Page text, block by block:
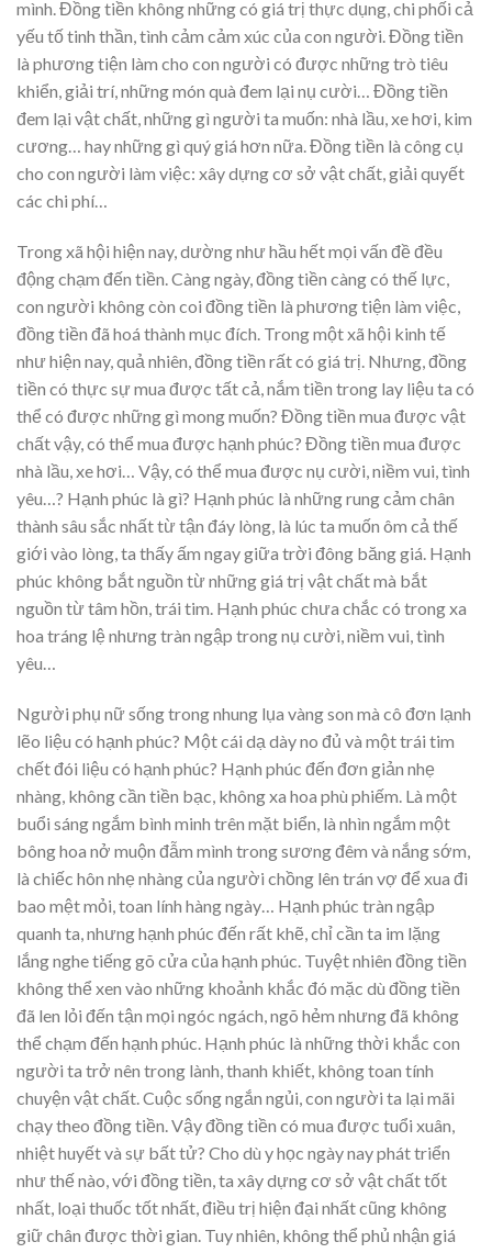
mình. Đồng tiền không những có giá trị thực dụng, chi phối cả
yếu tố tinh thần, tình cảm cảm xúc của con người. Đồng tiền
là phương tiện làm cho con người có được những trò tiêu
khiển, giải trí, những món quà đem lại nụ cười… Đồng tiền
đem lại vật chất, những gì người ta muốn: nhà lầu, xe hơi, kim
cương… hay những gì quý giá hơn nữa. Đồng tiền là công cụ
cho con người làm việc: xây dựng cơ sở vật chất, giải quyết
các chi phí…
Trong xã hội hiện nay, dường như hầu hết mọi vấn đề đều
động chạm đến tiền. Càng ngày, đồng tiền càng có thế lực,
con người không còn coi đồng tiền là phương tiện làm việc,
đồng tiền đã hoá thành mục đích. Trong một xã hội kinh tế
như hiện nay, quả nhiên, đồng tiền rất có giá trị. Nhưng, đồng
tiền có thực sự mua được tất cả, nắm tiền trong lay liệu ta có
thể có được những gì mong muốn? Đồng tiền mua được vật
chất vậy, có thể mua được hạnh phúc? Đồng tiền mua được
nhà lầu, xe hơi… Vậy, có thể mua được nụ cười, niềm vui, tình
yêu…? Hạnh phúc là gì? Hạnh phúc là những rung cảm chân
thành sâu sắc nhất từ tận đáy lòng, là lúc ta muốn ôm cả thế
giới vào lòng, ta thấy ấm ngay giữa trời đông băng giá. Hạnh
phúc không bắt nguồn từ những giá trị vật chất mà bắt
nguồn từ tâm hồn, trái tim. Hạnh phúc chưa chắc có trong xa
hoa tráng lệ nhưng tràn ngập trong nụ cười, niềm vui, tình
yêu…
Người phụ nữ sống trong nhung lụa vàng son mà cô đơn lạnh
lẽo liệu có hạnh phúc? Một cái dạ dày no đủ và một trái tim
chết đói liệu có hạnh phúc? Hạnh phúc đến đơn giản nhẹ
nhàng, không cần tiền bạc, không xa hoa phù phiếm. Là một
buổi sáng ngắm bình minh trên mặt biển, là nhìn ngắm một
bông hoa nở muộn đẫm mình trong sương đêm và nắng sớm,
là chiếc hôn nhẹ nhàng của người chồng lên trán vợ để xua đi
bao mệt mỏi, toan lính hàng ngày… Hạnh phúc tràn ngập
quanh ta, nhưng hạnh phúc đến rất khẽ, chỉ cần ta im lặng
lắng nghe tiếng gõ cửa của hạnh phúc. Tuyệt nhiên đồng tiền
không thể xen vào những khoảnh khắc đó mặc dù đồng tiền
đã len lỏi đến tận mọi ngóc ngách, ngõ hẻm nhưng đã không
thể chạm đến hạnh phúc. Hạnh phúc là những thời khắc con
người ta trở nên trong lành, thanh khiết, không toan tính
chuyện vật chất. Cuộc sống ngắn ngủi, con người ta lại mãi
chạy theo đồng tiền. Vậy đồng tiền có mua được tuổi xuân,
nhiệt huyết và sự bất tử? Cho dù y học ngày nay phát triển
như thế nào, với đồng tiền, ta xây dựng cơ sở vật chất tốt
nhất, loại thuốc tốt nhất, điều trị hiện đại nhất cũng không
giữ chân được thời gian. Tuy nhiên, không thể phủ nhận giá